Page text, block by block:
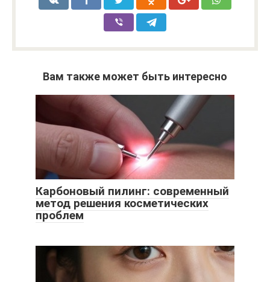
Вам также может быть интересно
Карбоновый пилинг: современный
метод решения косметических
проблем